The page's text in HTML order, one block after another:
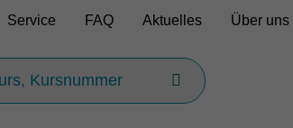
Service FAQ Aktuelles Über uns